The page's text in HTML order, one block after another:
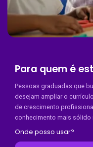
Para quem é
Pessoas graduadas que
desejam ampliar o
de crescimento
conhecimento mais sólido
Onde posso usar?